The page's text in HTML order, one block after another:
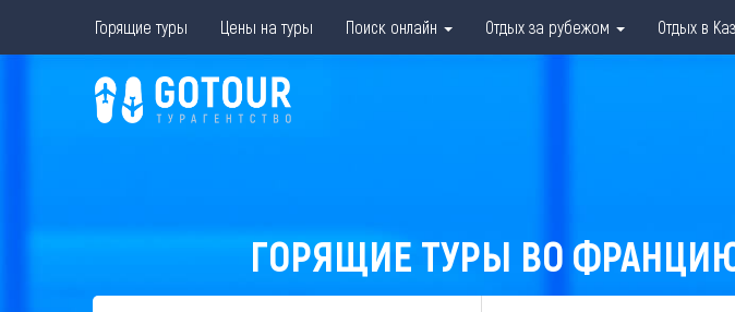
Горящие туры Цены на туры Поиск онлайн Отдых за рубежом Отдых в
ГОРЯЩИЕ ТУРЫ ВО ФРАНЦИЮ